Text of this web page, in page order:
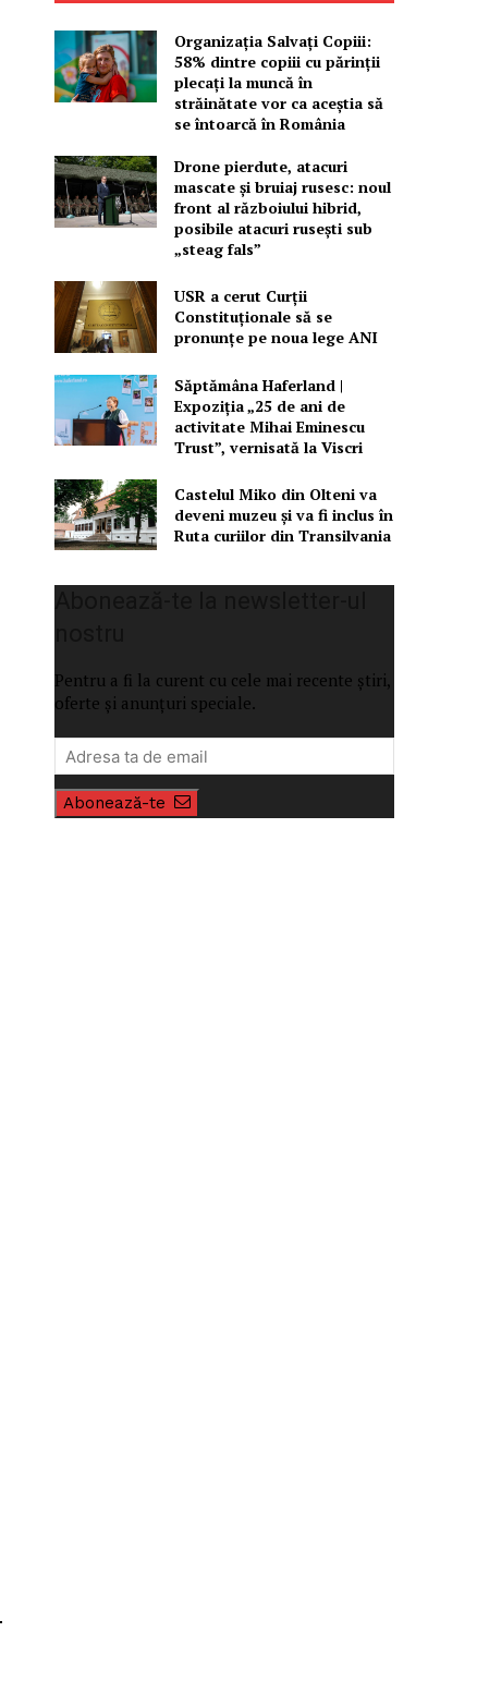
Organizația Salvați Copiii:
58% dintre copiii cu părinții
plecați la muncă în
străinătate vor ca aceștia să
se întoarcă în România
Drone pierdute, atacuri
mascate și bruiaj rusesc: noul
front al războiului hibrid,
posibile atacuri rusești sub
„steag fals”
USR a cerut Curții
Constituționale să se
pronunțe pe noua lege ANI
Săptămâna Haferland |
Expoziţia „25 de ani de
activitate Mihai Eminescu
Trust”, vernisată la Viscri
Castelul Miko din Olteni va
deveni muzeu şi va fi inclus în
Ruta curiilor din Transilvania
Pentru a fi la curent cu cele mai recente știri,
oferte și anunțuri speciale.
Abonează-te